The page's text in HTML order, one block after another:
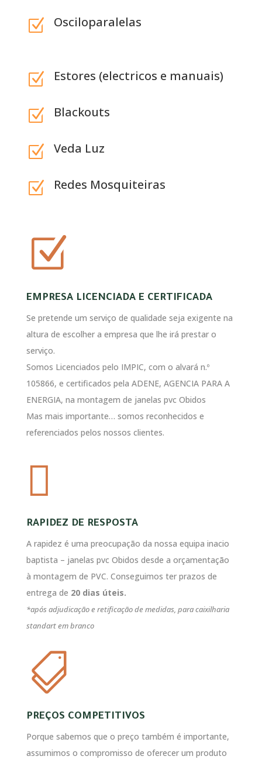
Z Osciloparalelas
Z Estores (electricos e manuais)
Z Blackouts
Z Veda Luz
Z Redes Mosquiteiras
Z
EMPRESA LICENCIADA E CERTIFICADA
Se pretende um serviço de qualidade seja exigente na
altura de escolher a empresa que lhe irá prestar o
serviço.
Somos Licenciados pelo IMPIC, com o alvará n.º
105866, e certificados pela ADENE, AGENCIA PARA A
ENERGIA, na montagem de janelas pvc Obidos
Mas mais importante… somos reconhecidos e
referenciados pelos nossos clientes.

RAPIDEZ DE RESPOSTA
A rapidez é uma preocupação da nossa equipa inacio
baptista – janelas pvc Obidos desde a orçamentação
à montagem de PVC. Conseguimos ter prazos de
entrega de 20 dias úteis.
*após adjudicação e retificação de medidas, para caixilharia
standart em branco

PREÇOS COMPETITIVOS
Porque sabemos que o preço também é importante,
assumimos o compromisso de oferecer um produto